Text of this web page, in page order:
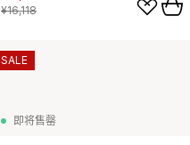
¥16,118
即将售罄
SALE